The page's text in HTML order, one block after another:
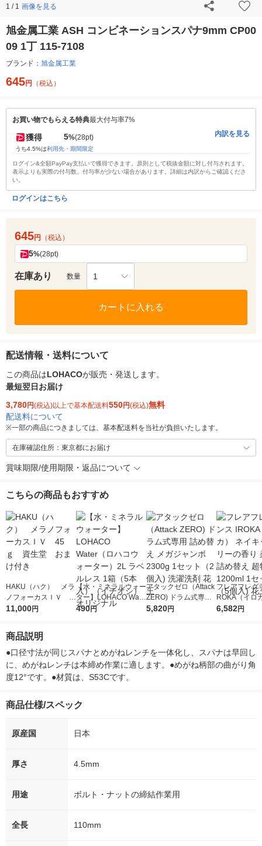
1 / 1 画像を見る
旭金属工業 ASH コンビネーションスパナ9mm CP00
09 1丁 115-7108
ブランド： 旭金属工業
645円 （税込）
お買い物でもらえる特典最大付与率7%
獲得 5%(28pt)
うち4.5%は利用先・期間限定
内訳を見る
ログイン&全額PayPay支払いで獲得できます。原則として税抜金額に対し付与されます。
表示よりも実際の付与数、付与率が少ない場合があります。詳細は内訳からご確認くださ
い。
ログインはこちら
645円 （税込）
5%(28pt)
在庫あり 数量 1
カートに入れる
配送情報・送料について
この商品はLOHACOが販売・発送します。
最短翌日お届け
3,780円(税込)以上で基本配送料550円(税込)無料
配送料について
※一部の商品につきましては、基本配送料を当社が負担いたします。
在庫確認住所：東京都にお届け
賞味期限/使用期限・返品について
こちらの商品もおすすめ
HAKU（ハク） メラ
ノフォーカスＩＶ 4
5ｇ 資生堂 おまけ
11,000円
【水・ミネラルウォー
ター】LOHACO Wate
r（ロハコウォータ
490円
アタックゼロ（Attack
ZERO) ドラム式専用
詰め替え メガジャン
5,820円
フレアフレグ
ROKA（イロ
イキッドリリ
6,582円
商品説明
●口径寸法が同じスパナとめがねレンチを一体化し、スパナは早回し
に、めがねレンチは本締め作業に適します。●めがね柄部の曲がり角
度12°です。●材質は、S53Cです。
商品仕様/スペック
原産国 日本
厚さ 4.5mm
用途 ボルト・ナットの締結作業用
全長 110mm